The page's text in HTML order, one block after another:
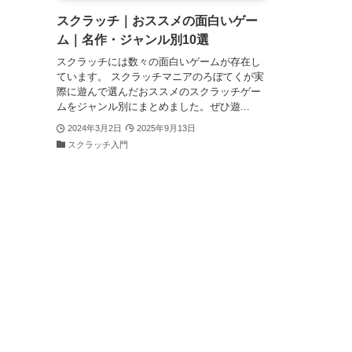
スクラッチ｜おススメの面白いゲー
ム｜名作・ジャンル別10選
スクラッチには数々の面白いゲームが存在し
ています。 スクラッチマニアのろぼてくが実
際に遊んで選んだおススメのスクラッチゲー
ムをジャンル別にまとめました。ぜひ遊...
2024年3月2日
2025年9月13日
スクラッチ入門